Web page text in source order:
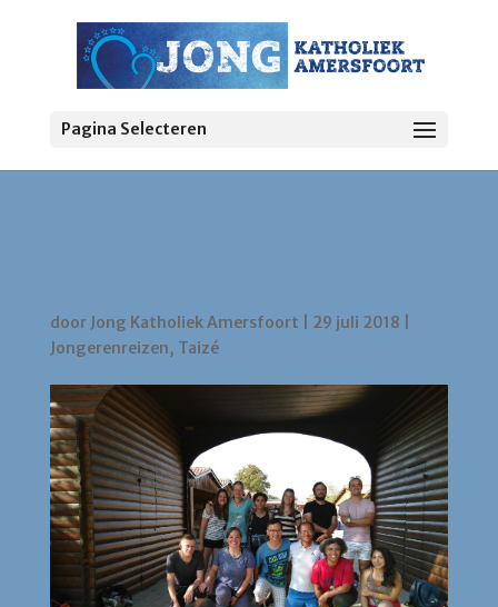
Pagina Selecteren
door Jong Katholiek Amersfoort 29 juli 2018
Jongerenreizen, Taizé